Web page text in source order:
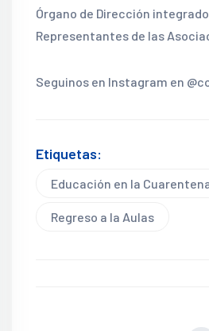
Órgano de Dirección
Representantes de las
Seguinos en Instagram en
Etiquetas:
Educación en la
Regreso a la Aulas